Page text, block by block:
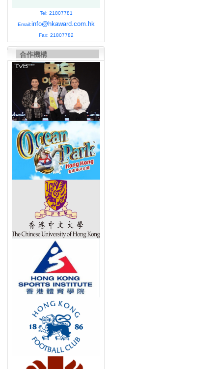
Tel: 21807781
Email:info@hkaward.com.hk
Fax: 21807782
合作機構